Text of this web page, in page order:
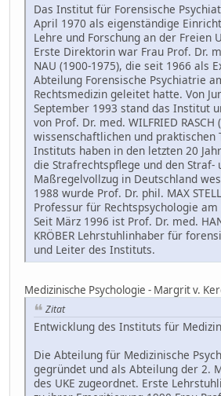
Das Institut für Forensische
April 1970 als eigenständige
Lehre und Forschung an der Freien
Erste Direktorin war Frau Prof. Dr.
NAU (1900-1975), die seit 1966 als
Abteilung Forensische Psychiatrie
Rechtsmedizin geleitet hatte. Von
September 1993 stand das Institut
von Prof. Dr. med. WILFRIED RASCH
wissenschaftlichen und praktischen
Instituts haben in den letzten 20
die Strafrechtspflege und den Straf-
Maßregelvollzug in Deutschland
1988 wurde Prof. Dr. phil. MAX
Professur für Rechtspsychologie
Seit März 1996 ist Prof. Dr. med.
KRÖBER Lehrstuhlinhaber für
und Leiter des Instituts.
Medizinische Psychologie - Margrit v.
Zitat
Entwicklung des Instituts für
Die Abteilung für Medizinische
gegründet und als Abteilung der 2.
des UKE zugeordnet. Erste